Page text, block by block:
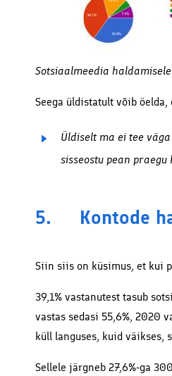
Sotsiaalmeedia
Seega üldistatult võib
Üldiselt ma ei tee
sisseostu pean
5. Kontode
Siin siis on küsimus, et kui
39,1% vastanutest tasub
vastas sedasi 55,6%, 2020
küll languses, kuid väikses,
Sellele järgneb 27,6%-ga